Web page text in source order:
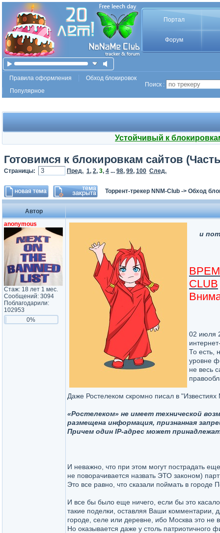
Портал
Форум
Правила оформления
Обход блокировок
Популярное
Поиск :
Устойчивый к
Готовимся к блокировкам сайтов
Страницы: Пред. 1, 2, 3, 4 ... 98, 99, 100 След.
Торрент-трекер NNM-Club -> Обход
Автор
anonymous
Стаж: 18 лет 1 мес.
Сообщений: 3094
Поблагодарили:
102953
0%
и
CLUB
02 июля
То есть,
уровне
не весь
Даже Ростелеком скромно писал в
«Ростелеком» не имеет технической
размещена информация, признанная
Причем один IP-адрес может
И неважно, что при этом могут пострадать
не поворачивается назвать ЭТО законом)
Это все равно, что сказали поймать в городе
И все бы было еще ничего, если бы это
такие поделки, оставляя Ваши комментарии,
городе, селе или деревне, ибо Москва это не
Но оказывается даже у столь патриотичного